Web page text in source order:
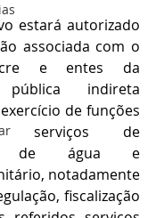
estará autorizado
associada com o
e entes da
pública indireta
de funções
serviços de
de água e
notadamente
fiscalização